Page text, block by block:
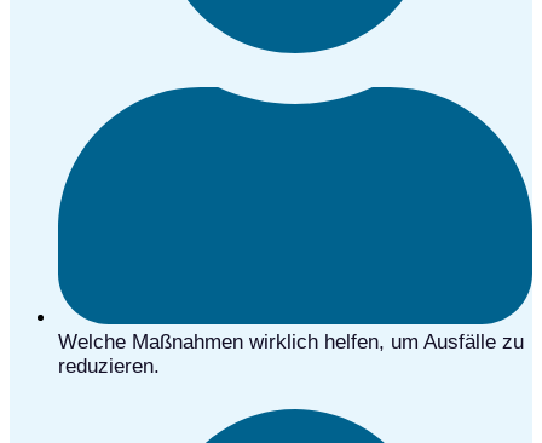
Welche Maßnahmen wirklich helfen, um Ausfälle zu
reduzieren.